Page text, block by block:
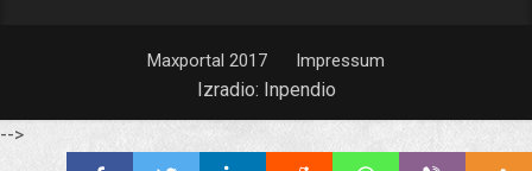
Maxportal 2017 Impressum
Izradio: Inpendio
-->